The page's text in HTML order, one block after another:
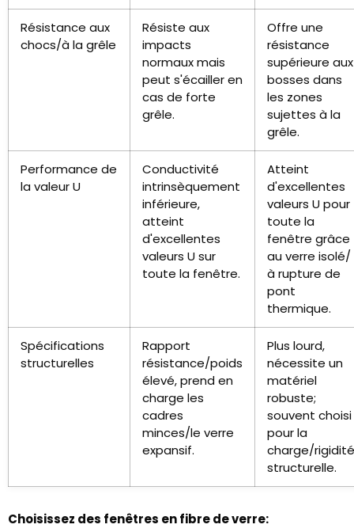
Résistance aux
chocs/à la grêle
Résiste aux
impacts
normaux mais
peut s'écailler en
cas de forte
grêle.
Offre une
résistance
supérieure aux
bosses dans
les zones
sujettes à la
grêle.
Performance de
la valeur U
Conductivité
intrinsèquement
inférieure,
atteint
d'excellentes
valeurs U sur
toute la fenêtre.
Atteint
d'excellentes
valeurs U pour
toute la
fenêtre grâce
au verre isolé/
à rupture de
pont
thermique.
Spécifications
structurelles
Rapport
résistance/poids
élevé, prend en
charge les
cadres
minces/le verre
expansif.
Plus lourd,
nécessite un
matériel
robuste;
souvent choisi
pour la
charge/rigidité
structurelle.
Choisissez des fenêtres en fibre de verre: